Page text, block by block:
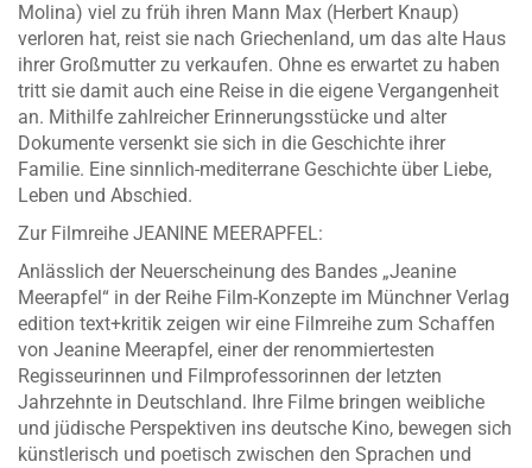
Molina) viel zu früh ihren Mann Max (Herbert Knaup)
verloren hat, reist sie nach Griechenland, um das alte Haus
ihrer Großmutter zu verkaufen. Ohne es erwartet zu haben
tritt sie damit auch eine Reise in die eigene Vergangenheit
an. Mithilfe zahlreicher Erinnerungsstücke und alter
Dokumente versenkt sie sich in die Geschichte ihrer
Familie. Eine sinnlich-mediterrane Geschichte über Liebe,
Leben und Abschied.
Zur Filmreihe JEANINE MEERAPFEL:
Anlässlich der Neuerscheinung des Bandes „Jeanine
Meerapfel “ in der Reihe Film-Konzepte im Münchner Verlag
edition text+kritik zeigen wir eine Filmreihe zum Schaffen
von Jeanine Meerapfel, einer der renommiertesten
Regisseurinnen und Filmprofessorinnen der letzten
Jahrzehnte in Deutschland. Ihre Filme bringen weibliche
und jüdische Perspektiven ins deutsche Kino, bewegen sich
künstlerisch und poetisch zwischen den Sprachen und